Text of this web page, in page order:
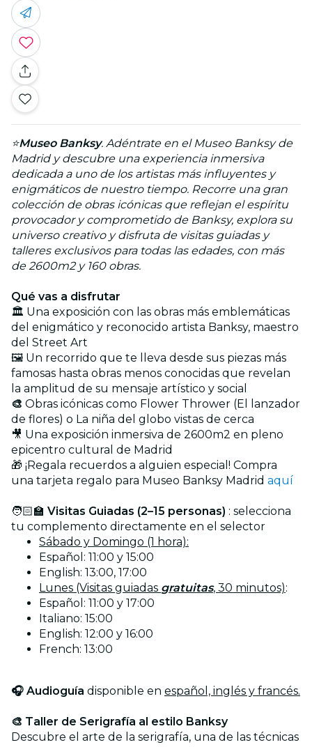
⭐Museo Banksy. Adéntrate en el Museo Banksy de
Madrid y descubre una experiencia inmersiva
dedicada a uno de los artistas más influyentes y
enigmáticos de nuestro tiempo. Recorre una gran
colección de obras icónicas que reflejan el espíritu
provocador y comprometido de Banksy, explora su
universo creativo y disfruta de visitas guiadas y
talleres exclusivos para todas las edades, con más
de 2600m2 y 160 obras.
Qué vas a disfrutar
🏛 Una exposición con las obras más emblemáticas
del enigmático y reconocido artista Banksy, maestro
del Street Art
🖼 Un recorrido que te lleva desde sus piezas más
famosas hasta obras menos conocidas que revelan
la amplitud de su mensaje artístico y social
🎨 Obras icónicas como Flower Thrower (El lanzador
de flores) o La niña del globo vistas de cerca
🎥 Una exposición inmersiva de 2600m2 en pleno
epicentro cultural de Madrid
🎁 ¡Regala recuerdos a alguien especial! Compra
una tarjeta regalo para Museo Banksy Madrid aquí
🧑🏻‍🏫 Visitas Guiadas (2–15 personas) : selecciona
tu complemento directamente en el selector
Sábado y Domingo (1 hora):
Español: 11:00 y 15:00
English: 13:00, 17:00
Lunes (Visitas guiadas gratuitas, 30 minutos):
Español: 11:00 y 17:00
Italiano: 15:00
English: 12:00 y 16:00
French: 13:00
🎧 Audioguía disponible en español, inglés y francés.
🎨 Taller de Serigrafía al estilo Banksy
Descubre el arte de la serigrafía, una de las técnicas